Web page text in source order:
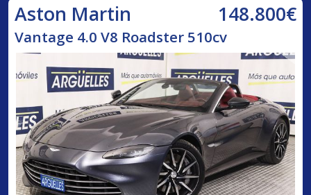
Aston Martin 148.800€
Vantage 4.0 V8 Roadster 510cv